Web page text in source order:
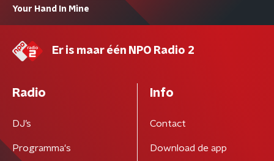
Your Hand In Mine
Er is maar één NPO Radio 2
Radio
DJ’s
Programma's
Info
Contact
Download de app